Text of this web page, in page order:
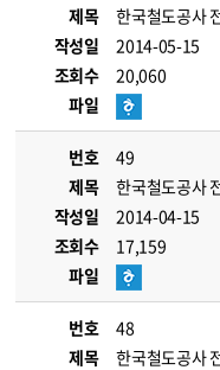
제목
한국철도공사
작성일
2014-05-15
조회수
20,060
파일
번호
49
제목
한국철도공사
작성일
2014-04-15
조회수
17,159
파일
번호
48
제목
한국철도공사